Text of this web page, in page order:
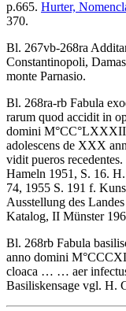
p.665. Hurter,
370.
Bl. 267vb-268ra
Constantinopoli,
monte Parnasio.
Bl. 268ra-rb Fabula
rarum quod accidit in
domini
adolescens de XXX
vidit pueros recedentes.
Hameln 1951, S. 16.
74, 1955 S. 191 f.
Ausstellung des
Katalog, II Münster
Bl. 268rb Fabula
anno domini
cloaca … … aer
Basiliskensage vgl. H.